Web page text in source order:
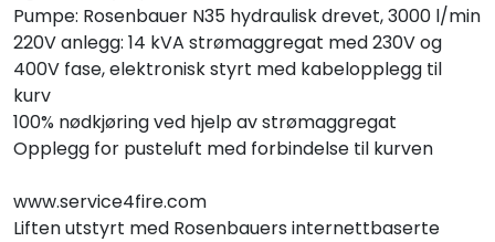
Pumpe: Rosenbauer N35 hydraulisk drevet, 3000 l/min
220V anlegg: 14 kVA strømaggregat med 230V og
400V fase, elektronisk styrt med kabelopplegg til
kurv
100% nødkjøring ved hjelp av strømaggregat
Opplegg for pusteluft med forbindelse til kurven
www.service4fire.com
Liften utstyrt med Rosenbauers internettbaserte